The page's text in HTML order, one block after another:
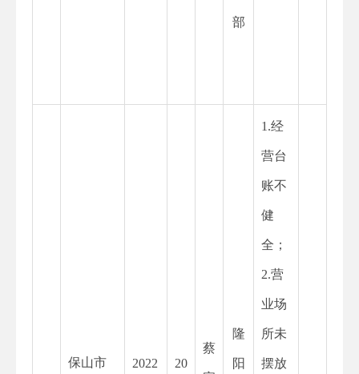
部
保山市 2022 20
蔡
隆
阳
1.经
营台
账不
健
全；
2.营
业场
所未
摆放